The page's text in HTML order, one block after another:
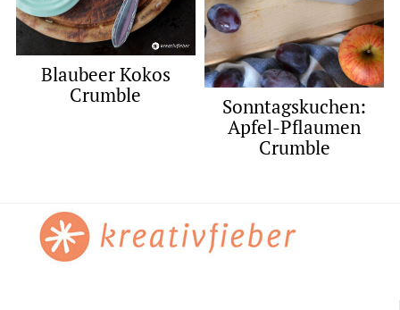
Blaubeer Kokos
Crumble
Sonntagskuchen:
Apfel-Pflaumen
Crumble
Footer